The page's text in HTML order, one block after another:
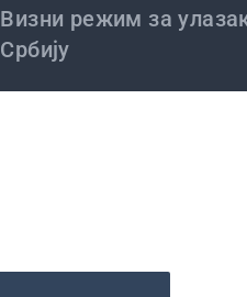
Визни режим за
Србију